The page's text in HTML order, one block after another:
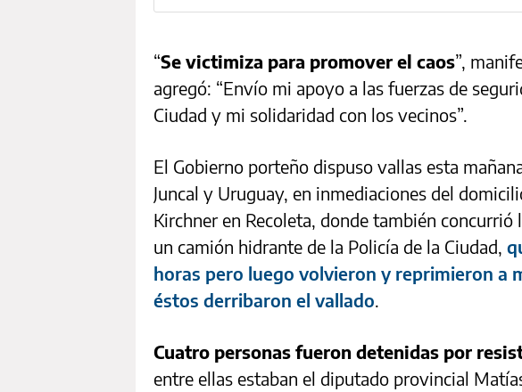
“Se victimiza para promover el caos”,
agregó: “Envío mi apoyo a las fuerzas de
Ciudad y mi solidaridad con los vecinos”.
El Gobierno porteño dispuso vallas esta
Juncal y Uruguay, en inmediaciones del
Kirchner en Recoleta, donde también
un camión hidrante de la Policía de la Ciudad,
horas pero luego volvieron y reprimieron a
éstos derribaron el vallado.
Cuatro personas fueron detenidas por
entre ellas estaban el diputado provincial